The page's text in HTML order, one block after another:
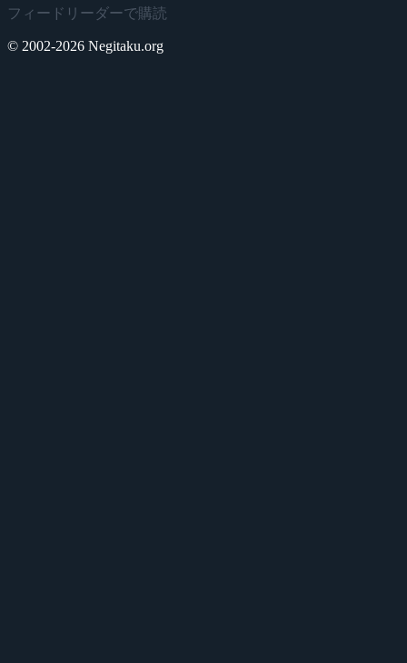
フィードリーダーで購読
© 2002-2026 Negitaku.org